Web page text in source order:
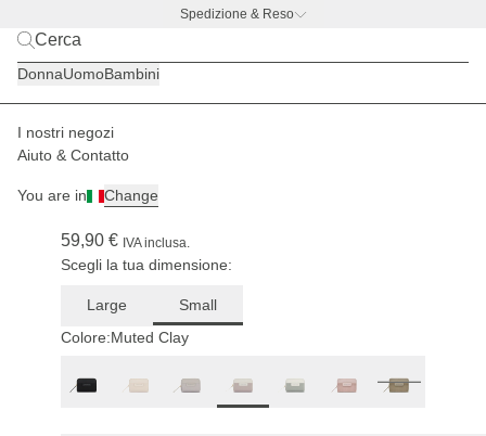
Spedizione & Reso
BACK TO BUSINESS –
DonnaUomoBambini
I nostri negozi
Aiuto & Contatto
You are in Change
Donna Accessori
59,90 € IVA inclusa.
Scegli la tua dimensione:
Large
Small
Colore:Muted Clay